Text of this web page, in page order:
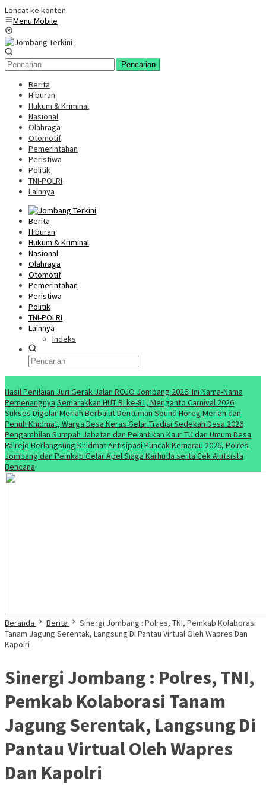
Loncat ke konten
Menu Mobile
Pencarian
Berita
Hiburan
Hukum & Kriminal
Nasional
Olahraga
Otomotif
Pemerintahan
Peristiwa
Politik
TNI-POLRI
Lainnya
Berita
Hiburan
Hukum & Kriminal
Nasional
Olahraga
Otomotif
Pemerintahan
Peristiwa
Politik
TNI-POLRI
Lainnya
Indeks
Hasil Penilaian Juri Gerak Jalan ROJO Jombang 2026: Ini Nama-Nama
Pemenangnya Semarakkan HUT RI ke-81, Menganto Carnival 2026
Sukses Digelar Meriah Berbalut Dentuman Sound Horeg Meriah dan
Penuh Khidmat, Warga Desa Keras Gelar Tradisi Sedekah Desa 2026
Pengambilan Sumpah Jabatan dan Pelantikan Kaur TU dan Umum Desa
Palrejo Berlangsung KhidmatAntisipasi Puncak Kemarau 2026, Polres
Jombang dan Pemkab Gelar Apel Siaga Karhutla serta Cek Alutsista
Bencana
Beranda Berita
Sinergi Jombang : Polres, TNI, Pemkab Kolaborasi
Tanam Jagung Serentak, Langsung Di Pantau Virtual Oleh Wapres Dan
Kapolri
Sinergi Jombang : Polres, TNI,
Pemkab Kolaborasi Tanam
Jagung Serentak, Langsung Di
Pantau Virtual Oleh Wapres
Dan Kapolri